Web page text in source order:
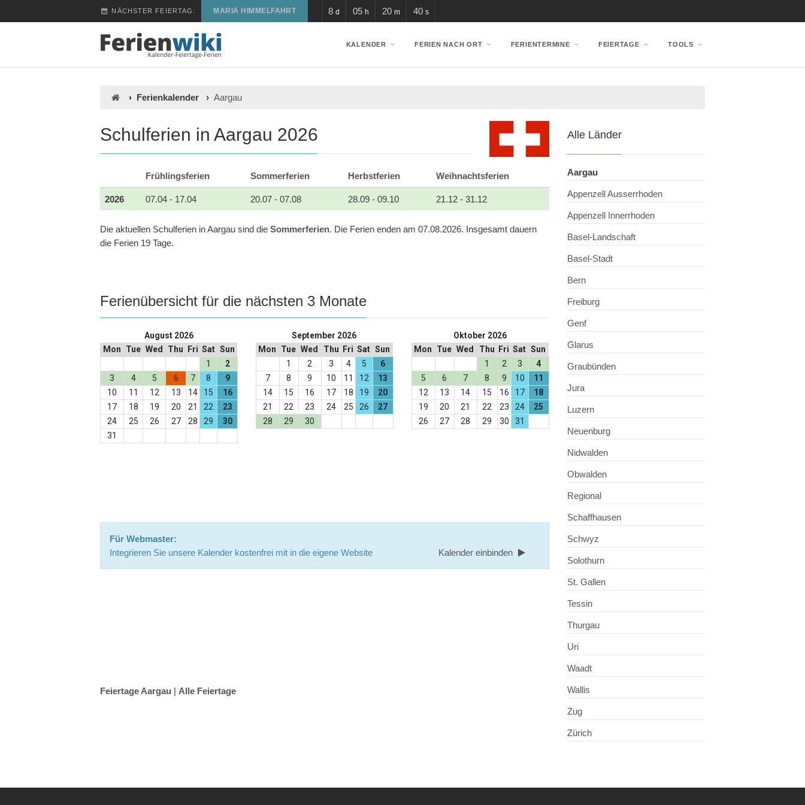
NÄCHSTER FEIERTAG: MARIÄ HIMMELFAHRT 8 d 05 h 20 m 40 s
KALENDER FERIEN NACH ORT FERIENTERMINE FEIERTAGE TOOLS
Ferienkalender Aargau
Schulferien in Aargau 2026
Frühlingsferien Sommerferien Herbstferien Weihnachtsferien
2026 07.04 - 17.04 20.07 - 07.08 28.09 - 09.10 21.12 - 31.12
Die aktuellen Schulferien in Aargau sind die Sommerferien. Die Ferien enden am 07.08.2026. Insgesamt dauern
die Ferien 19 Tage.
Ferienübersicht für die nächsten 3 Monate
August 2026
Mon
Tue Wed Thu Fri Sat Sun
1
2
3
4 5 6 7 8
9
10
11 12 13 14 15
16
17
18 19 20 21 22
23
24
25 26 27 28 29
30
31
September 2026
Mon
Tue Wed Thu Fri Sat Sun
1
2 3 4 5
6
7
8 9 10 11 12
13
14
15 16 17 18 19
20
21
22 23 24 25 26
27
28
29 30
Oktober 2026
Mon
Tue Wed Thu Fri Sat Sun
1
2 3
4
5
6 7 8 9 10
11
12
13 14 15 16 17
18
19
20 21 22 23 24
25
26
27 28 29 30 31
Für Webmaster:
Integrieren Sie unsere Kalender kostenfrei mit in die eigene Website
Kalender einbinden
Feiertage Aargau | Alle Feiertage
Alle Länder
Aargau
Appenzell Ausserrhoden
Appenzell Innerrhoden
Basel-Landschaft
Basel-Stadt
Bern
Freiburg
Genf
Glarus
Graubünden
Jura
Luzern
Neuenburg
Nidwalden
Obwalden
Regional
Schaffhausen
Schwyz
Solothurn
St. Gallen
Tessin
Thurgau
Uri
Waadt
Wallis
Zug
Zürich